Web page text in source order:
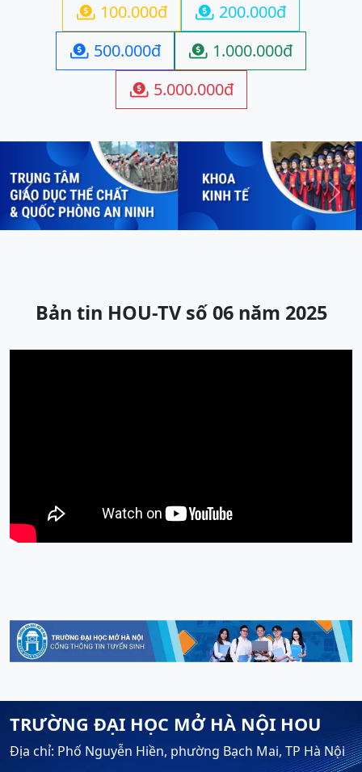
 100.000đ  200.000đ
 500.000đ  1.000.000đ
 5.000.000đ
Previous Next
Bản tin HOU-TV số 06 năm 2025
TRƯỜNG ĐẠI HỌC MỞ HÀ NỘI HOU
Địa chỉ: Phố Nguyễn Hiền, phường Bạch Mai, TP Hà Nội